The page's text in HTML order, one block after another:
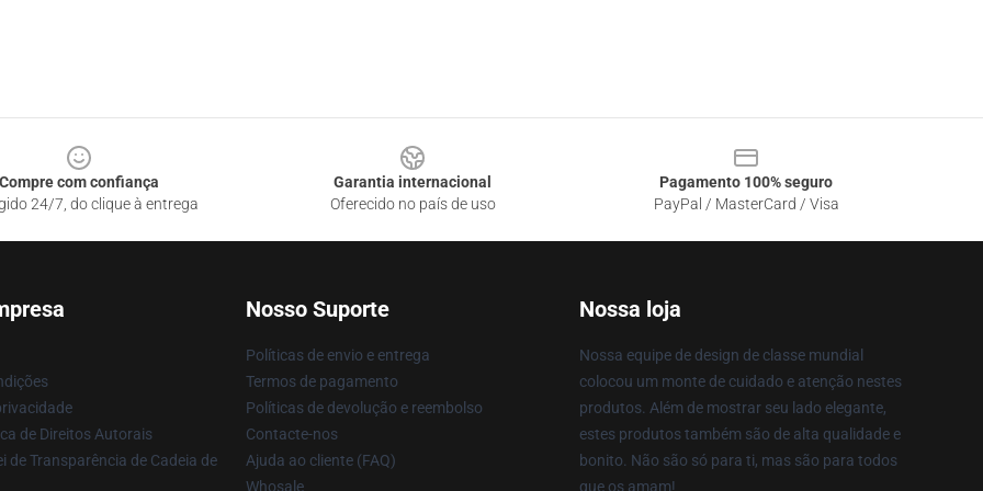
Compre com confiança
24/7, do clique à entrega
Garantia internacional
Oferecido no país de uso
Pagamento 100% seguro
PayPal / MasterCard / Visa
de Direitos Autorais
de Transparência de Cadeia de
Nosso Suporte
Políticas de envio e entrega
Termos de pagamento
Políticas de devolução e reembolso
Contacte-nos
Ajuda ao cliente (FAQ)
Whosale
Nossa loja
Nossa equipe de design de classe mundial
colocou um monte de cuidado e atenção nestes
produtos. Além de mostrar seu lado elegante,
estes produtos também são de alta qualidade e
bonito. Não são só para ti, mas são para todos
que os amam!